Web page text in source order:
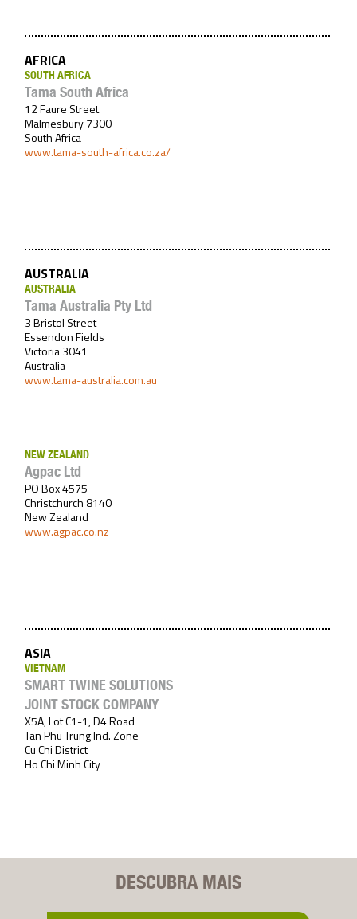
AFRICA
SOUTH AFRICA
Tama South Africa
12 Faure Street
Malmesbury 7300
South Africa
www.tama-south-africa.co.za/
AUSTRALIA
AUSTRALIA
Tama Australia Pty Ltd
3 Bristol Street
Essendon Fields
Victoria 3041
Australia
www.tama-australia.com.au
NEW ZEALAND
Agpac Ltd
PO Box 4575
Christchurch 8140
New Zealand
www.agpac.co.nz
ASIA
VIETNAM
SMART TWINE SOLUTIONS
JOINT STOCK COMPANY
X5A, Lot C1-1, D4 Road
Tan Phu Trung Ind. Zone
Cu Chi District
Ho Chi Minh City
DESCUBRA MAIS